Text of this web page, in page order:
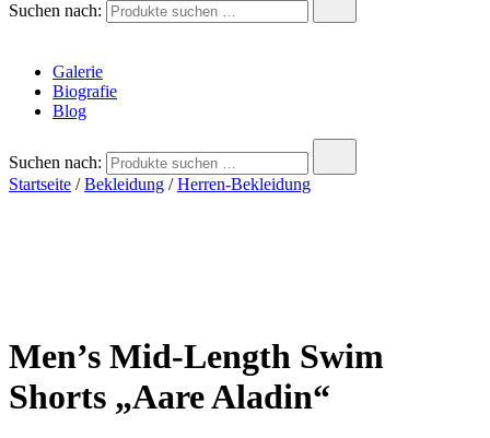
Suchen nach:
Galerie
Biografie
Blog
Suchen nach:
Startseite /Bekleidung /Herren-Bekleidung
Men’s Mid-Length Swim
Shorts „Aare Aladin“